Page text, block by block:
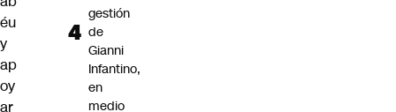
éu
y
ap
oy
ar
gestión
de
Gianni
Infantino,
en
medio